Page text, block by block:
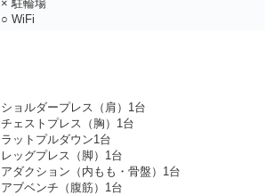
× 駐輪場
○ WiFi
ショルダープレス（肩）1台
チェストプレス（胸）1台
ラットプルダウン1台
レッグプレス（脚）1台
アダクション（内もも・骨盤）1台
アブベンチ（腹筋）1台